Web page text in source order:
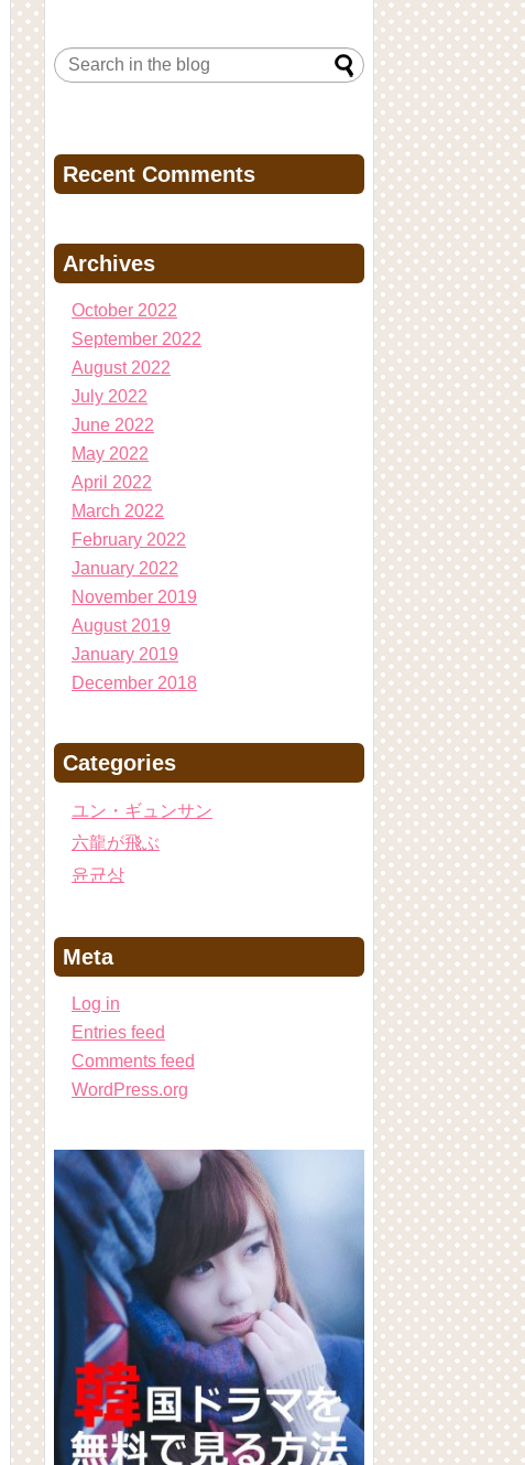
Recent Comments
Archives
October 2022
September 2022
August 2022
July 2022
June 2022
May 2022
April 2022
March 2022
February 2022
January 2022
November 2019
August 2019
January 2019
December 2018
Categories
ユン・ギュンサン
六龍が飛ぶ
윤균상
Meta
Log in
Entries feed
Comments feed
WordPress.org